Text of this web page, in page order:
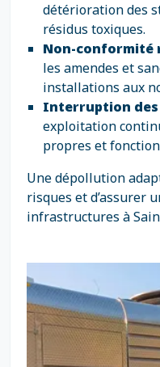
détérioration des
résidus toxiques.
Non-conformité
les amendes et
installations aux
Interruption
exploitation
propres et
Une dépollution
risques et d’assurer
infrastructures à